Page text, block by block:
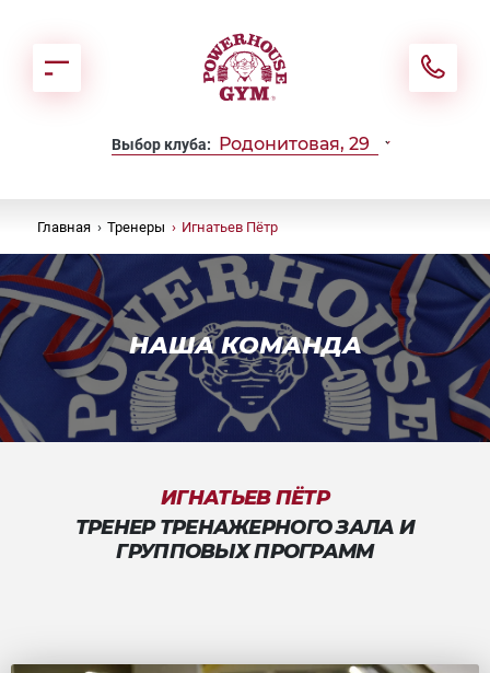
Выбор клуба: Родонитовая, 29
Главная › Тренеры › Игнатьев Пётр
НАША КОМАНДА
ИГНАТЬЕВ ПЁТР
ТРЕНЕР ТРЕНАЖЕРНОГО ЗАЛА И
ГРУППОВЫХ ПРОГРАММ